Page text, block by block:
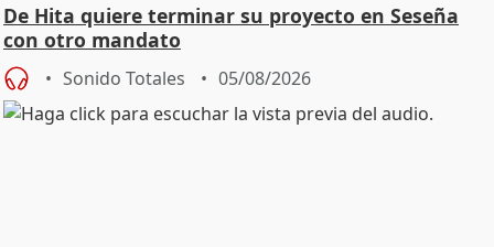
De Hita quiere terminar su proyecto en Seseña
con otro mandato
Sonido Totales 05/08/2026